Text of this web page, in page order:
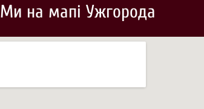
Ми на мапі Ужгорода